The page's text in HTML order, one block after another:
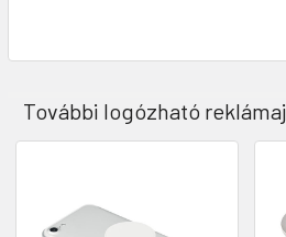
További logózható